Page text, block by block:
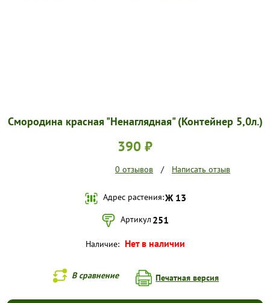
Смородина красная "Ненаглядная" (Контейнер 5,0л.)
390 ₽
0 отзывов / Написать отзыв
Адрес растения:Ж 13
Артикул 251
Наличие: Нет в наличии
В сравнение Печатная версия